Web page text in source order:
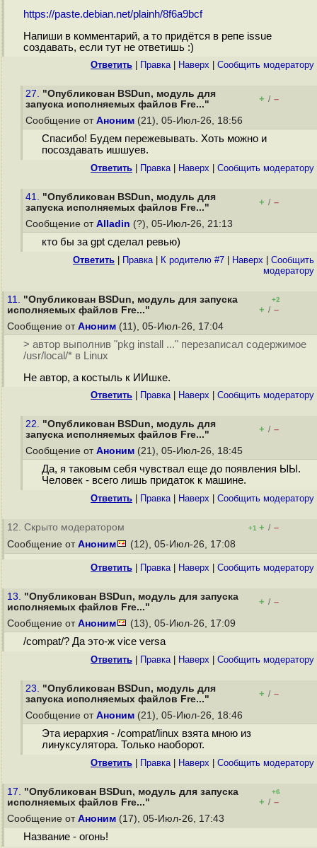
https://paste.debian.net/plainh/8f6a9bcf
Напиши в комментарий, а то придётся в репе issue
создавать, если тут не ответишь :)
Ответить Правка| Наверх Cообщить модератору
27. "Опубликован BSDun, модуль для
запуска исполняемых файлов Fre..."
+ / –
Сообщение от Аноним (21), 05-Июл-26, 18:56
Спасибо! Будем пережевывать. Хоть можно и
посоздавать ишшуев.
Ответить Правка| Наверх Cообщить модератору
41. "Опубликован BSDun, модуль для
запуска исполняемых файлов Fre..."
+ / –
Сообщение от Alladin (?), 05-Июл-26, 21:13
кто бы за gpt сделал ревью)
Ответить Правка| К родителю #7 Наверх
Cообщить
модератору
11. "Опубликован BSDun, модуль для запуска
исполняемых файлов Fre..."
+2
+ / –
Сообщение от Аноним (11), 05-Июл-26, 17:04
> автор выполнив "pkg install ..." перезаписал содержимое
/usr/local/* в Linux
Не автор, а костыль к ИИшке.
Ответить Правка| Наверх Cообщить модератору
22. "Опубликован BSDun, модуль для
запуска исполняемых файлов Fre..."
+ / –
Сообщение от Аноним (21), 05-Июл-26, 18:45
Да, я таковым себя чувствал еще до появления ЫЫ.
Человек - всего лишь придаток к машине.
Ответить Правка| Наверх Cообщить модератору
12. Скрыто модератором +1 + / –
Сообщение от Аноним (12), 05-Июл-26, 17:08
Ответить Правка| Наверх Cообщить модератору
13. "Опубликован BSDun, модуль для запуска
исполняемых файлов Fre..."
+ / –
Сообщение от Аноним (13), 05-Июл-26, 17:09
/compat/? Да это-ж vice versa
Ответить Правка| Наверх Cообщить модератору
23. "Опубликован BSDun, модуль для
запуска исполняемых файлов Fre..."
+ / –
Сообщение от Аноним (21), 05-Июл-26, 18:46
Эта иерархия - /compat/linux взята мною из
линуксулятора. Только наоборот.
Ответить Правка| Наверх Cообщить модератору
17. "Опубликован BSDun, модуль для запуска
исполняемых файлов Fre..."
+6
+ / –
Сообщение от Аноним (17), 05-Июл-26, 17:43
Название - огонь!